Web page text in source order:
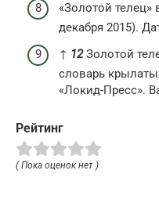
«Золотой телец»
декабря 2015).
↑ 12Золотой
словарь
«Локид-Пресс».
Рейтинг
( Пока оценок нет )